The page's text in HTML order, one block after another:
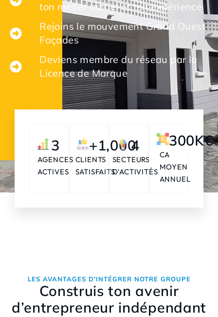
ton métier actuel et ton expérience
Rejoins le mouvement Grand Ouest
Façades
Deviens membre du réseau par la
Licence de Marque
AGENCES
ACTIVES
3
CLIENTS
SATISFAITS
+1,000
SECTEURS
D'ACTIVITÉS
4
CA
MOYEN
ANNUEL
300K€
LES AVANTAGES D'INTÉGRER NOTRE GROUPE
Construis ton avenir
d’entrepreneur indépendant